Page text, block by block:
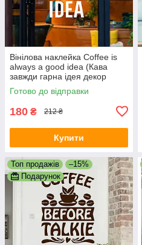
Вінілова наклейка Coffee is
always a good idea (Кава
завжди гарна ідея декор
кухні) 30х70см матова Білий
Готово до відправки
180 ₴ 212 ₴
Купити
Топ продажів
–15%
Подарунок